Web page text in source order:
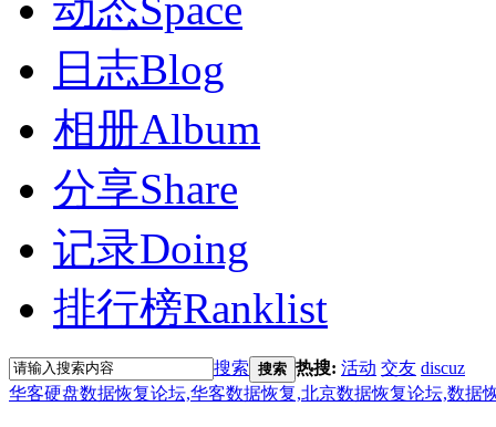
日志Blog
相册Album
分享Share
记录Doing
排行榜Ranklist
搜索 搜索 热搜: 活动 交友 discuz
华客硬盘数据恢复论坛,华客数据恢复,北京数据恢复论坛,数据